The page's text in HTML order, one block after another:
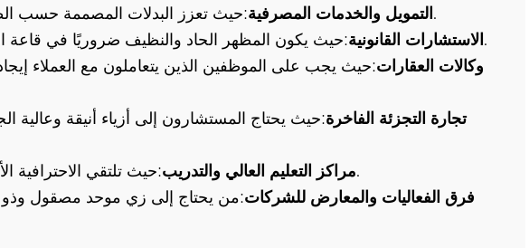
التمويل والخدمات المصرفية:حيث تعزز البدلات المصممة حسب الطلب ثقة المشروع وسلطته.
الاستشارات القانونية:حيث يكون المظهر الحاد والنظيف ضروريًا في قاعة المحكمة أو قاعة الاجتماعات.
وكالات العقارات:حيث يجب على الموظفين الذين يتعاملون مع العملاء إيجاد
تجارة التجزئة الفاخرة:حيث يحتاج المستشارون إلى أزياء أنيقة وعالية
مراكز التعليم العالي والتدريب:حيث تلتقي الاحترافية الأكاديمية مع التصميم الحديث.
فرق الفعاليات والمعارض للشركات:من يحتاج إلى زي موحد مصقول